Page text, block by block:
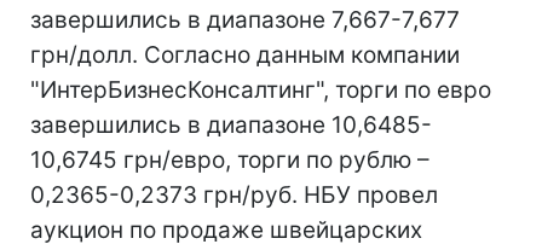
завершились в диапазоне 7,667-7,677
грн/долл. Согласно данным компании
"ИнтерБизнесКонсалтинг", торги по евро
завершились в диапазоне 10,6485-
10,6745 грн/евро, торги по рублю –
0,2365-0,2373 грн/руб. НБУ провел
аукцион по продаже швейцарских